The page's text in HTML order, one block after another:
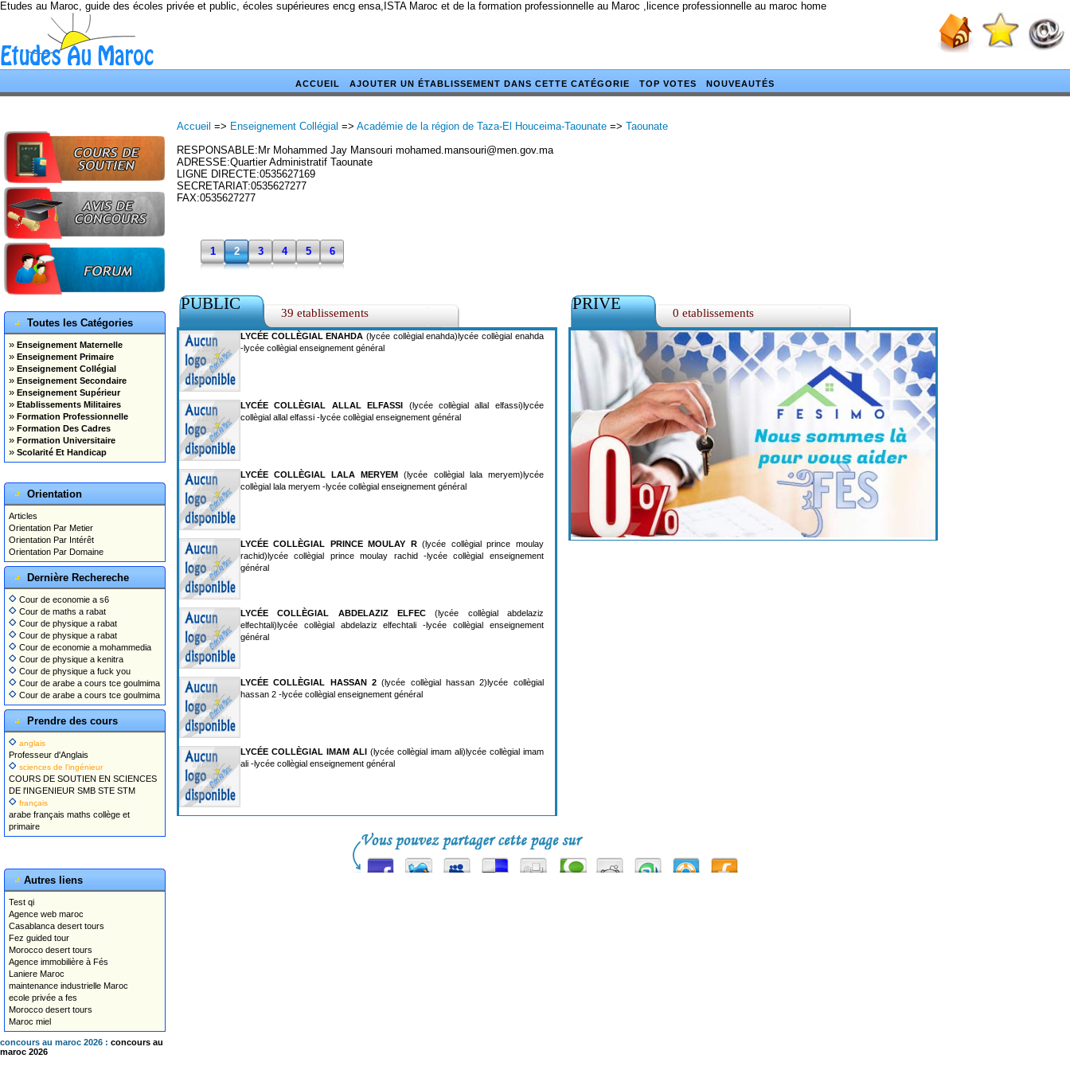
Etudes au Maroc, guide des écoles privée et public, écoles supérieures encg ensa,ISTA Maroc et de la formation professionnelle au Maroc ,licence professionnelle au maroc home
ACCUEIL AJOUTER UN ÉTABLISSEMENT DANS CETTE CATÉGORIE TOP VOTES NOUVEAUTÉS
Toutes les Catégories
» Enseignement Maternelle
» Enseignement Primaire
» Enseignement Collégial
» Enseignement Secondaire
» Enseignement Supérieur
» Etablissements Militaires
» Formation Professionnelle
» Formation Des Cadres
» Formation Universitaire
» Scolarité Et Handicap
Orientation
Articles
Orientation Par Metier
Orientation Par Intérêt
Orientation Par Domaine
Dernière Rechereche
Cour de economie a s6
Cour de maths a rabat
Cour de physique a rabat
Cour de physique a rabat
Cour de economie a mohammedia
Cour de physique a kenitra
Cour de physique a fuck you
Cour de arabe a cours tce goulmima
Cour de arabe a cours tce goulmima
Prendre des cours
anglais
Professeur d'Anglais
sciences de l'ingénieur
COURS DE SOUTIEN EN SCIENCES
DE l'INGENIEUR SMB STE STM
français
arabe français maths collège et
primaire
Autres liens
Test qi
Agence web maroc
Casablanca desert tours
Fez guided tour
Morocco desert tours
Agence immobilière à Fés
Laniere Maroc
maintenance industrielle Maroc
ecole privée a fes
Morocco desert tours
Maroc miel
concours au maroc 2026 : concours au
maroc 2026
Accueil => Enseignement Collégial => Académie de la région de Taza-El Houceima-Taounate => Taounate
RESPONSABLE:Mr Mohammed Jay Mansouri mohamed.mansouri@men.gov.ma
ADRESSE:Quartier Administratif Taounate
LIGNE DIRECTE:0535627169
SECRETARIAT:0535627277
FAX:0535627277
1 2 3 4 5 6
PUBLIC 39 etablissements
LYCÉE COLLÈGIAL ENAHDA (lycée collègial enahda)lycée collègial enahda
-lycée collègial enseignement général
LYCÉE COLLÈGIAL ALLAL ELFASSI (lycée collègial allal elfassi)lycée
collègial allal elfassi -lycée collègial enseignement général
LYCÉE COLLÈGIAL LALA MERYEM (lycée collègial lala meryem)lycée
collègial lala meryem -lycée collègial enseignement général
LYCÉE COLLÈGIAL PRINCE MOULAY R(lycée collègial prince moulay
rachid)lycée collègial prince moulay rachid -lycée collègial enseignement
général
LYCÉE COLLÈGIAL ABDELAZIZ ELFEC(lycée collègial abdelaziz
elfechtali)lycée collègial abdelaziz elfechtali -lycée collègial enseignement
général
LYCÉE COLLÈGIAL HASSAN 2 (lycée collègial hassan 2)lycée collègial
hassan 2 -lycée collègial enseignement général
LYCÉE COLLÈGIAL IMAM ALI(lycée collègial imam ali)lycée collègial imam
ali -lycée collègial enseignement général
PRIVE 0 etablissements